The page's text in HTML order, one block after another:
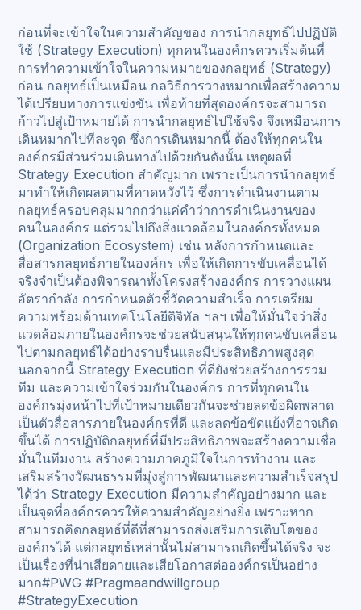
ก่อนที่จะเข้าใจในความสำคัญของ การนำกลยุทธ์ไปปฏิบัติ
ใช้ (Strategy Execution) ทุกคนในองค์กรควรเริ่มต้นที่
การทำความเข้าใจในความหมายของกลยุทธ์ (Strategy)
ก่อน กลยุทธ์เป็นเหมือน กลวิธีการวางหมากเพื่อสร้างความ
ได้เปรียบทางการแข่งขัน เพื่อท้ายที่สุดองค์กรจะสามารถ
ก้าวไปสู่เป้าหมายได้ การนำกลยุทธ์ไปใช้จริง จึงเหมือนการ
เดินหมากไปทีละจุด ซึ่งการเดินหมากนี้ ต้องให้ทุกคนใน
องค์กรมีส่วนร่วมเดินทางไปด้วยกันดังนั้น เหตุผลที่
Strategy Execution สำคัญมาก เพราะเป็นการนำกลยุทธ์
มาทำให้เกิดผลตามที่คาดหวังไว้ ซึ่งการดำเนินงานตาม
กลยุทธ์ครอบคลุมมากกว่าแค่คำว่าการดำเนินงานของ
คนในองค์กร แต่รวมไปถึงสิ่งแวดล้อมในองค์กรทั้งหมด
(Organization Ecosystem) เช่น หลังการกำหนดและ
สื่อสารกลยุทธ์ภายในองค์กร เพื่อให้เกิดการขับเคลื่อนได้
จริงจำเป็นต้องพิจารณาทั้งโครงสร้างองค์กร การวางแผน
อัตรากำลัง การกำหนดตัวชี้วัดความสำเร็จ การเตรียม
ความพร้อมด้านเทคโนโลยีดิจิทัล ฯลฯ เพื่อให้มั่นใจว่าสิ่ง
แวดล้อมภายในองค์กรจะช่วยสนับสนุนให้ทุกคนขับเคลื่อน
ไปตามกลยุทธ์ได้อย่างราบรื่นและมีประสิทธิภาพสูงสุด
นอกจากนี้ Strategy Execution ที่ดียังช่วยสร้างการรวม
ทีม และความเข้าใจร่วมกันในองค์กร การที่ทุกคนใน
องค์กรมุ่งหน้าไปที่เป้าหมายเดียวกันจะช่วยลดข้อผิดพลาด
เป็นตัวสื่อสารภายในองค์กรที่ดี และลดข้อขัดแย้งที่อาจเกิด
ขึ้นได้ การปฏิบัติกลยุทธ์ที่มีประสิทธิภาพจะสร้างความเชื่อ
มั่นในทีมงาน สร้างความภาคภูมิใจในการทำงาน และ
เสริมสร้างวัฒนธรรมที่มุ่งสู่การพัฒนาและความสำเร็จสรุป
ได้ว่า Strategy Execution มีความสำคัญอย่างมาก และ
เป็นจุดที่องค์กรควรให้ความสำคัญอย่างยิ่ง เพราะหาก
สามารถคิดกลยุทธ์ที่ดีที่สามารถส่งเสริมการเติบโตของ
องค์กรได้ แต่กลยุทธ์เหล่านั้นไม่สามารถเกิดขึ้นได้จริง จะ
เป็นเรื่องที่น่าเสียดายและเสียโอกาสต่อองค์กรเป็นอย่าง
มาก#PWG #Pragmaandwillgroup
#StrategyExecution